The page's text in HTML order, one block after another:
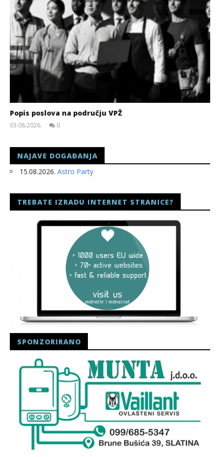
Popis poslova na području VPŽ
03.08.2026.
0
NAJAVE DOGAĐANJA
15.08.2026. Astro Party
TREBATE IZRADU INTERNET STRANICE?
SPONZORIRANO